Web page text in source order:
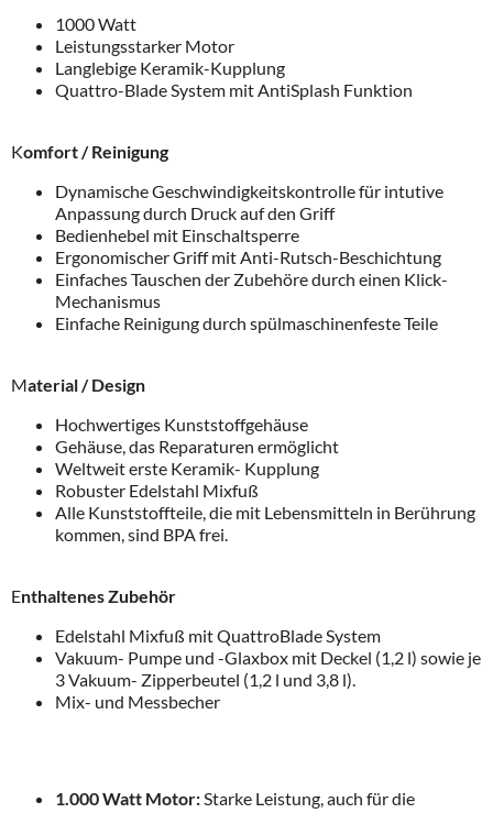
1000 Watt
Leistungsstarker Motor
Langlebige Keramik-Kupplung
Quattro-Blade System mit AntiSplash Funktion
Komfort / Reinigung
Dynamische Geschwindigkeitskontrolle für intutive
Anpassung durch Druck auf den Griff
Bedienhebel mit Einschaltsperre
Ergonomischer Griff mit Anti-Rutsch-Beschichtung
Einfaches Tauschen der Zubehöre durch einen Klick-
Mechanismus
Einfache Reinigung durch spülmaschinenfeste Teile
Material / Design
Hochwertiges Kunststoffgehäuse
Gehäuse, das Reparaturen ermöglicht
Weltweit erste Keramik- Kupplung
Robuster Edelstahl Mixfuß
Alle Kunststoffteile, die mit Lebensmitteln in Berührung
kommen, sind BPA frei.
Enthaltenes Zubehör
Edelstahl Mixfuß mit QuattroBlade System
Vakuum- Pumpe und -Glaxbox mit Deckel (1,2 l) sowie je
3 Vakuum- Zipperbeutel (1,2 l und 3,8 l).
Mix- und Messbecher
1.000 Watt Motor:Starke Leistung, auch für die